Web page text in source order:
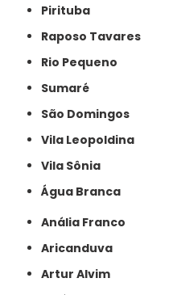
Pirituba
Raposo Tavares
Rio Pequeno
Sumaré
São Domingos
Vila Leopoldina
Vila Sônia
Água Branca
Anália Franco
Aricanduva
Artur Alvim